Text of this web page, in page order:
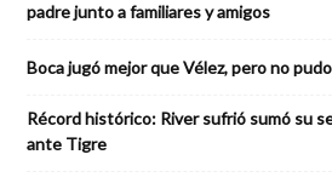
padre junto a familiares y amigos
Boca jugó mejor que Vélez, pero no
Récord histórico: River sufrió sumó su
ante Tigre